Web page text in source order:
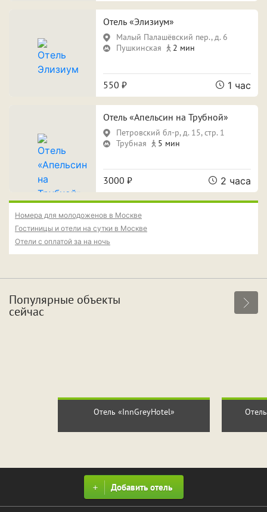
Отель «Элизиум»
Малый Палашёвский пер., д. 6
Пушкинская
2 мин
550 ₽ 1 час
Отель «Апельсин на Трубной»
Петровский бл-р, д. 15, стр. 1
Трубная
5 мин
3000 ₽ 2 часа
Номера для молодоженов в Москве
Гостиницы и отели на сутки в Москве
Отели с оплатой за на ночь
Популярные объекты
сейчас
Отель «InnGreyHotel»
Добавить отель